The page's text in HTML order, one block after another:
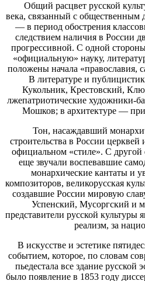
Общий расцвет русской
века, связанный с общественным
— в период обострения
следствием наличия в России
прогрессивной. С одной
«официальную» науку,
положены начала «православия,
В литературе и
Кукольник, Крестовский,
лжепатриотические художники-
Мошков; в архитектуре —
Тон, насаждавший
строительства в России
официальном «стиле». С другой
еще звучали воспевавшие
монархические кантаты и
композиторов, великорусская
создавшие России мировую
Успенский, Мусоргский и
представители русской культуры
реализм, за
В искусстве и эстетике
событием, которое, по словам
пьедестала все здание
было появление в 1853 году